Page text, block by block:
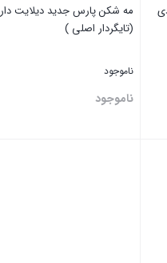
‏مه شکن ‏پارس ‏جدید دیلایت دار
(تایگردار اصلی )
ناموجود
ناموجود